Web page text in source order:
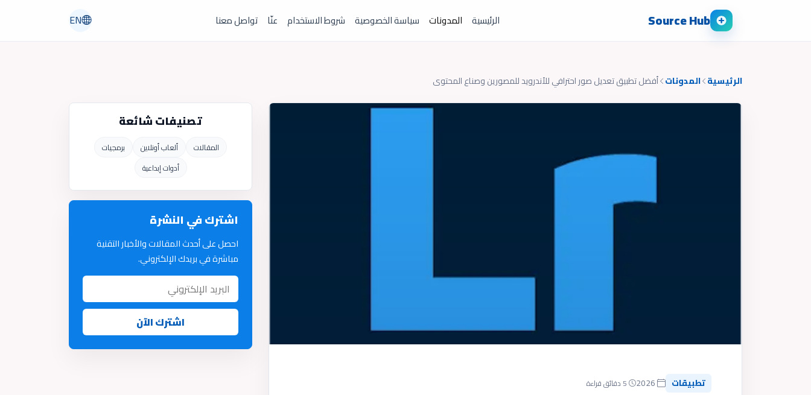
Source Hub الرئيسية المدونات سياسة الخصوصية شروط الاستخدام عنّا تواصل معنا EN
الرئيسية المدونات أفضل تطبيق تعديل صور احترافي للأندرويد للمصورين وصناع المحتوى
تصنيفات شائعة
المقالات ألعاب أونلاين
برمجيات
أدوات إبداعية
اشترك في النشرة
احصل على أحدث المقالات والأخبار التقنية
مباشرة في بريدك الإلكتروني.
اشترك الآن
تطبيقات